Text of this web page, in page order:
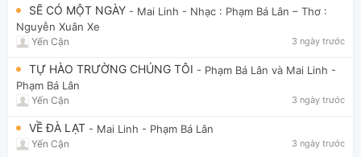
SẼ CÓ MỘT NGÀY - Mai Linh - Nhạc : Phạm Bá Lân – Thơ :
Nguyễn Xuân Xe
Yến Cận 3 ngày trước
TỰ HÀO TRƯỜNG CHÚNG TÔI - Phạm Bá Lân và Mai Linh -
Phạm Bá Lân
Yến Cận 3 ngày trước
VỀ ĐÀ LẠT - Mai Linh - Phạm Bá Lân
Yến Cận 3 ngày trước